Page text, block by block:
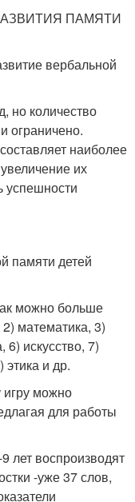
ПАМЯТИ
вербальной
но количество
ограничено.
наиболее
их
успешности
памяти детей
можно больше
математика, 3)
искусство, 7)
этика и др.
игру можно
для работы
лет воспроизводят
-уже 37 слов,